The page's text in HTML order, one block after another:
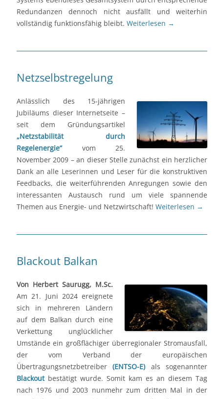
Redundanzen dennoch nicht ausfällt und weiterhin
vollständig funktionsfähig bleibt. Weiterlesen →
Netzselbstregelung
Anlässlich des 15-jährigen
Jubiläums dieser Internetseite –
seit dem Gründungsartikel
„Netzstabilität durch
Regelenergie“vom 25.
November 2009 – an dieser Stelle zunächst ein herzlicher
Dank an alle Leserinnen und Leser für die konstruktiven
Feedbacks, die weiterführenden Anregungen sowie den
interessanten Austausch rund um viele spannende
Themen aus Energie- und Netzwirtschaft! Weiterlesen →
Blackout Balkan
Von Herbert Saurugg, M.Sc.
Am 21. Juni 2024 ereignete
sich in mehreren Ländern
auf dem Balkan durch eine
Verkettung unglücklicher
Umstände ein großflächiger überregionaler Stromausfall,
der vom Verband der europäischen
Übertragungsnetzbetreiber(ENTSO-E) als sogenannter
Blackoutbestätigt wurde. Somit kam es an diesem Tag
nach 1976 und 2003 nunmehr zum dritten Mal in der